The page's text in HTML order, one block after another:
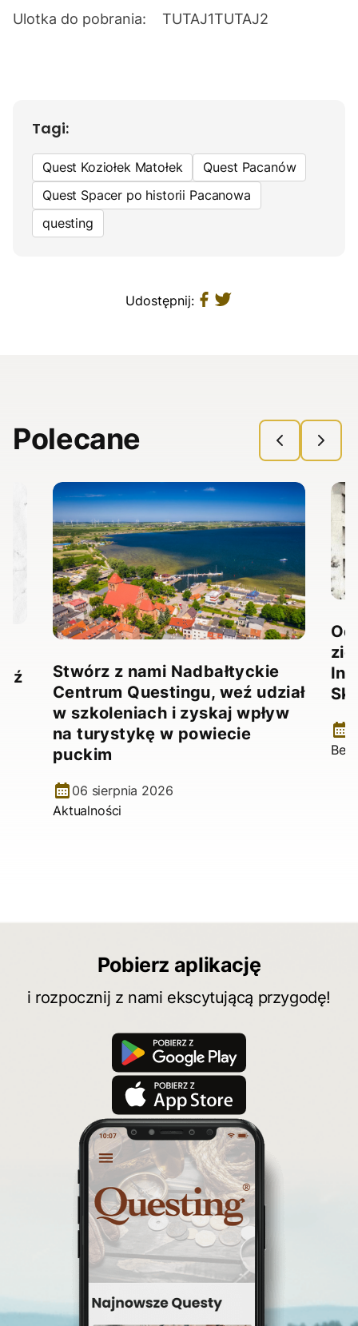
Ulotka do pobrania: TUTAJ1TUTAJ2
Tagi:
Quest Koziołek Matołek
Quest Pacanów
Quest Spacer po historii Pacanowa
questing
Udostępnij:
Polecane
Stwórz z nami Nadbałtyckie
Centrum Questingu, weź udział
w szkoleniach i zyskaj wpływ
na turystykę w powiecie
puckim
06 sierpnia 2026
Aktualności
Bez
Pobierz aplikację
i rozpocznij z nami ekscytującą przygodę!